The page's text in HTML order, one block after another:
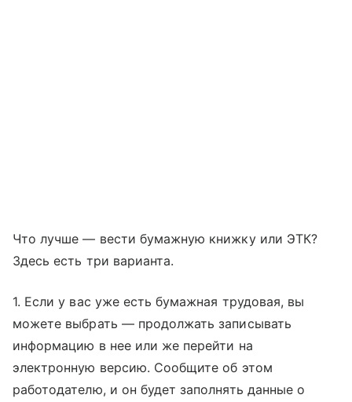
Что лучше — вести бумажную книжку или ЭТК?
Здесь есть три варианта.
1. Если у вас уже есть бумажная трудовая, вы
можете выбрать — продолжать записывать
информацию в нее или же перейти на
электронную версию. Сообщите об этом
работодателю, и он будет заполнять данные о